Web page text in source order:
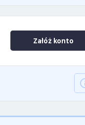
Załóż konto